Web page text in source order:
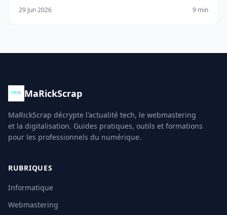
29 Jun 2026 9 min
MaRickScrap
MaRickScrap décrypte l'actualité tech, le webmastering
et la digitalisation. Guides pratiques, outils et formations
pour les professionnels du numérique.
RUBRIQUES
Informatique
Webmastering